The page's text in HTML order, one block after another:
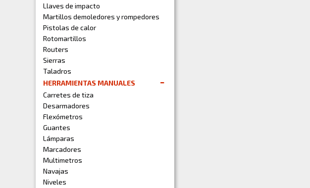
Llaves de impacto
Martillos demoledores y rompedores
Pistolas de calor
Rotomartillos
Routers
Sierras
Taladros
HERRAMIENTAS MANUALES
Carretes de tiza
Desarmadores
Flexómetros
Guantes
Lámparas
Marcadores
Multimetros
Navajas
Niveles